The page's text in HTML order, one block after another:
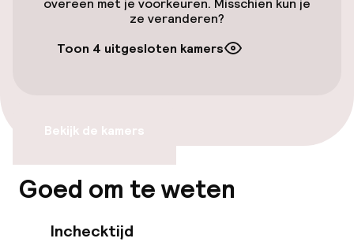
Toegankelijkheid
geoptimaliseerde kamers beschikbaar
Kamers
overeen met je voorkeuren. Misschien kun je
ze veranderen?
Toon 4 uitgesloten kamers
Bekijk de kamers
Goed om te weten
Inchecktijd